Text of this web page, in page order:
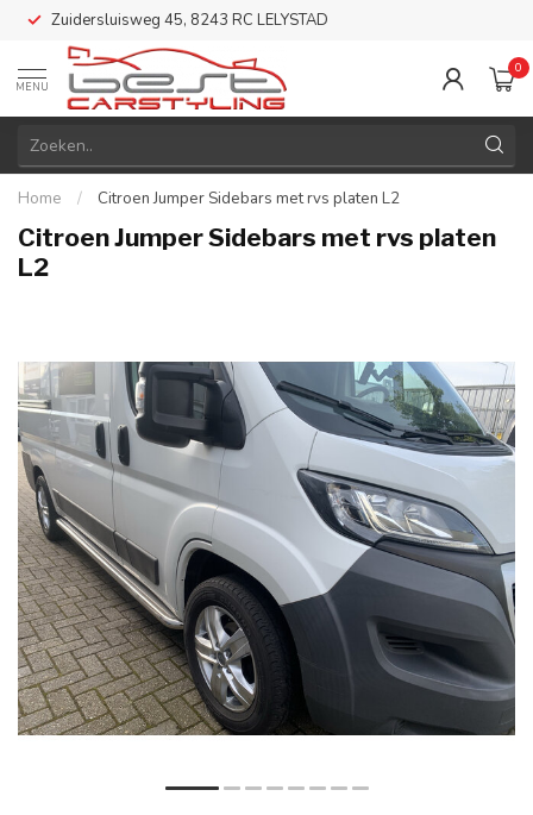
Zuidersluisweg 45, 8243 RC LELYSTAD
MENU
0
Home / Citroen Jumper Sidebars met rvs platen L2
Citroen Jumper Sidebars met rvs platen
L2